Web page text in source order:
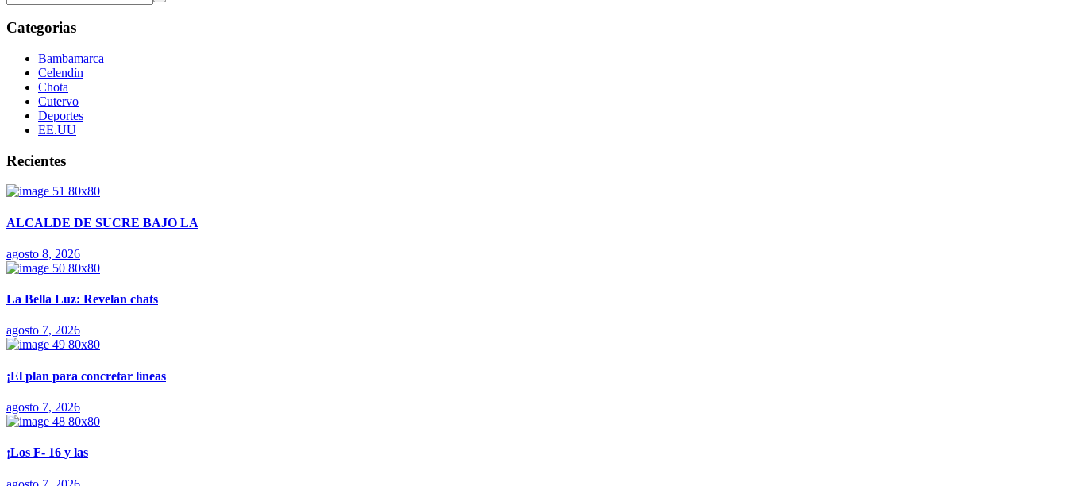
Categorias
Bambamarca
Celendín
Chota
Cutervo
Deportes
EE.UU
Recientes
ALCALDE DE SUCRE BAJO LA
agosto 8, 2026
La Bella Luz: Revelan chats
agosto 7, 2026
¡El plan para concretar líneas
agosto 7, 2026
¡Los F- 16 y las